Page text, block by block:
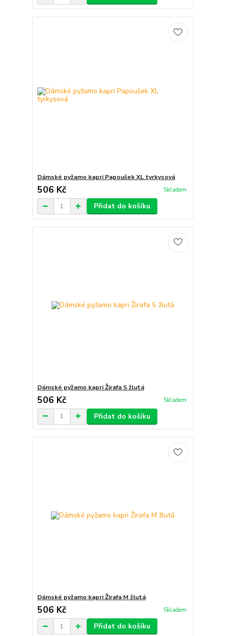
Dámské pyžamo kapri Papoušek XL tyrkysová
506 Kč Skladem
Přidat do košíku
Dámské pyžamo kapri Žirafa S žlutá
506 Kč Skladem
Přidat do košíku
Dámské pyžamo kapri Žirafa M žlutá
506 Kč Skladem
Přidat do košíku